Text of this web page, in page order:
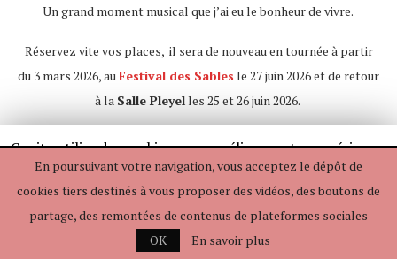
Un grand moment musical que j’ai eu le bonheur de vivre.
Réservez vite vos places, il sera de nouveau en tournée à partir
du 3 mars 2026, auFestival des Sables le 27 juin 2026 et de retour
à la Salle Pleyelles 25 et 26 juin 2026.
En poursuivant votre navigation, vous acceptez le dépôt de
cookies tiers destinés à vous proposer des vidéos, des boutons de
partage, des remontées de contenus de plateformes sociales
OK
En savoir plus
Ce site utilise des cookies pour améliorer votre expérience.
Si vous continuez à utiliser ce dernier, nous considérerons
que vous acceptez l'utilisation des cookies.
J'accepte
Je refuse En savoir plus